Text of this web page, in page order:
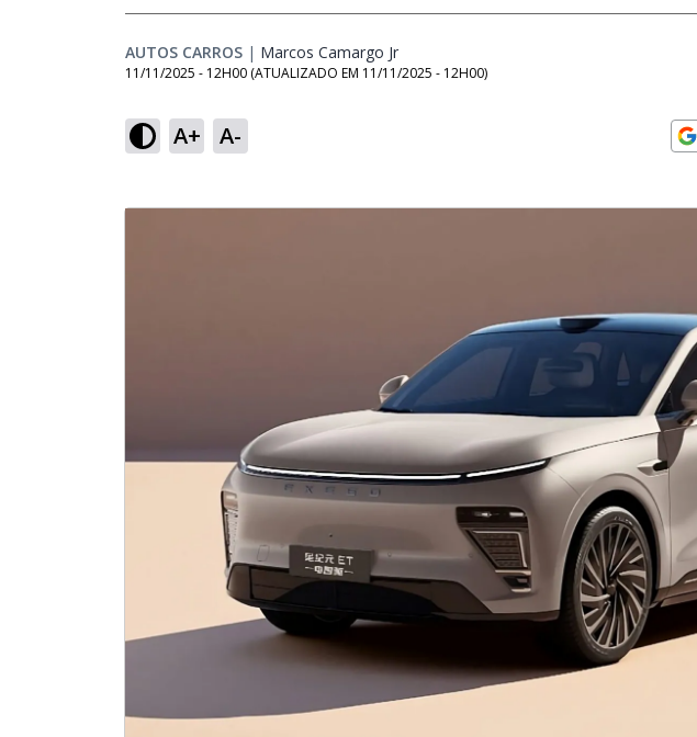
AUTOS CARROS | Marcos Camargo Jr
11/11/2025 - 12H00 (ATUALIZADO EM 11/11/2025 - 12H00)
A+ A-